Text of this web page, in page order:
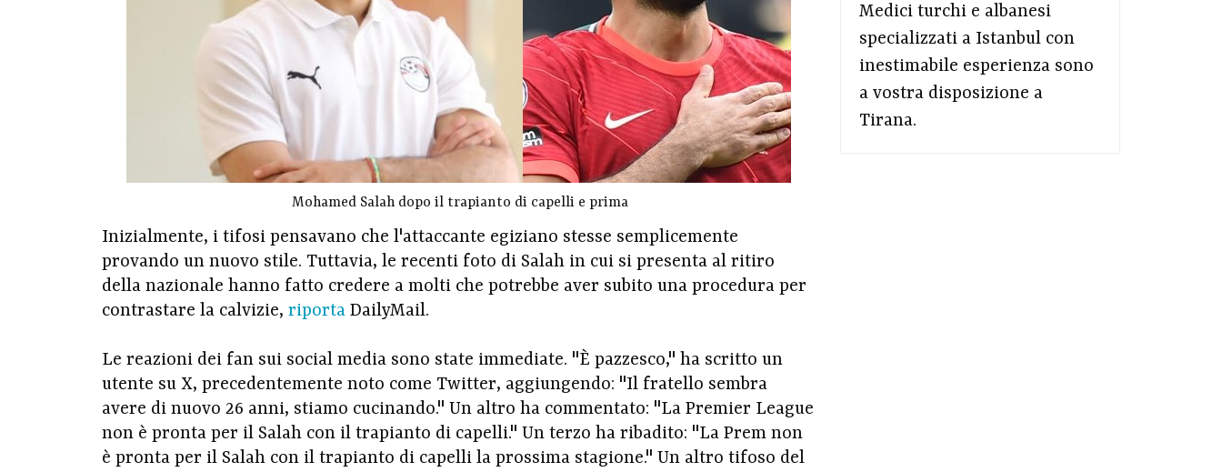
Mohamed Salah dopo il trapianto di capelli e prima
Inizialmente, i tifosi pensavano che l'attaccante egiziano stesse semplicemente
provando un nuovo stile. Tuttavia, le recenti foto di Salah in cui si presenta al ritiro
della nazionale hanno fatto credere a molti che potrebbe aver subito una procedura per
contrastare la calvizie, riporta DailyMail.
Le reazioni dei fan sui social media sono state immediate. "È pazzesco," ha scritto un
utente su X, precedentemente noto come Twitter, aggiungendo: "Il fratello sembra
avere di nuovo 26 anni, stiamo cucinando." Un altro ha commentato: "La Premier League
non è pronta per il Salah con il trapianto di capelli." Un terzo ha ribadito: "La Prem non
è pronta per il Salah con il trapianto di capelli la prossima stagione." Un altro tifoso del
Medici turchi e albanesi
specializzati a Istanbul con
inestimabile esperienza sono
a vostra disposizione a
Tirana.